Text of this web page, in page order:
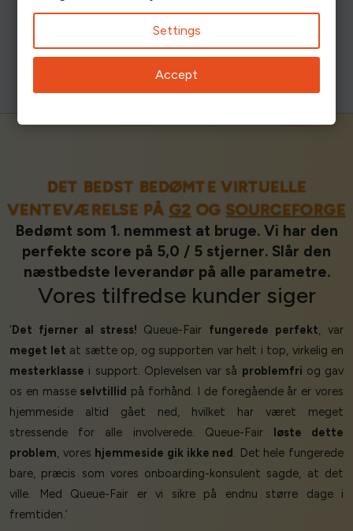
DET BEDST BEDØMTE VIRTUELLE
VENTEVÆRELSE PÅ G2OG SOURCEFORGE
Bedømt som 1. nemmest at bruge. Vi har den
perfekte score på 5,0 / 5 stjerner. Slår den
næstbedste leverandør på alle parametre.
Vores tilfredse kunder siger
‘ Det fjerner al stress! Queue-Fair fungerede perfekt, var
meget let at sætte op, og supporten var helt i top, virkelig en
mesterklasse i support. Oplevelsen var så problemfri og gav
os en masse selvtillid på forhånd. I de foregående år er vores
hjemmeside altid gået ned, hvilket har været meget
stressende for alle involverede. Queue-Fair
løste dette
problem, vores hjemmeside gik ikke ned . Det hele fungerede
bare, præcis som vores onboarding-konsulent sagde, at det
ville. Med Queue-Fair er vi sikre på endnu større dage i
fremtiden.’
Settings
Accept